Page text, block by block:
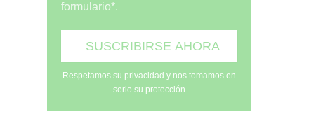
formulario*.
Respetamos su privacidad y nos tomamos en
serio su protección